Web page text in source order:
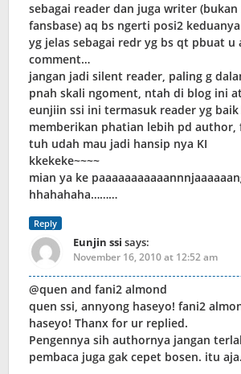
sebagai reader dan juga writer
fansbase) aq bs ngerti posi2
yg jelas sebagai redr yg bs qt pbuat u
comment…
jangan jadi silent reader, paling g
pnah skali ngoment, ntah di blog ini
eunjiin ssi ini termasuk reader yg baik
memberikan phatian lebih pd author,
tuh udah mau jadi hansip nya KI
kkekeke~~~~
mian ya ke
hhahahaha………
Reply
Eunjin ssi says:
November 16, 2010 at 12:52 am
@quen and fani2 almond
quen ssi, annyong haseyo! fani2
haseyo! Thanx for ur replied.
Pengennya sih authornya jangan
pembaca juga gak cepet bosen. itu aja.